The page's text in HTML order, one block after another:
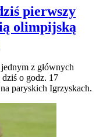
pierwszy
olimpijską
z głównych
o godz. 17
paryskich Igrzyskach.